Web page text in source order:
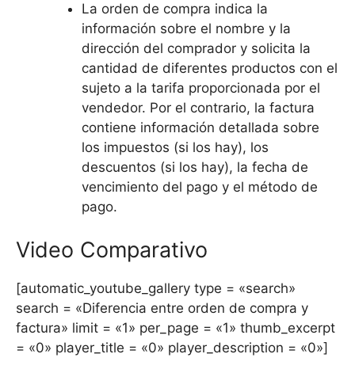
La orden de compra indica la
información sobre el nombre y la
dirección del comprador y solicita la
cantidad de diferentes productos con el
sujeto a la tarifa proporcionada por el
vendedor. Por el contrario, la factura
contiene información detallada sobre
los impuestos (si los hay), los
descuentos (si los hay), la fecha de
vencimiento del pago y el método de
pago.
Video Comparativo
[automatic_youtube_gallery type = «search»
search = «Diferencia entre orden de compra y
factura» limit = «1» per_page = «1» thumb_excerpt
= «0» player_title = «0» player_description = «0»]